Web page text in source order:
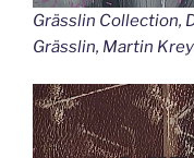
Grässlin Collection,
Grässlin, Martin